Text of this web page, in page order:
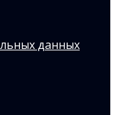
данных